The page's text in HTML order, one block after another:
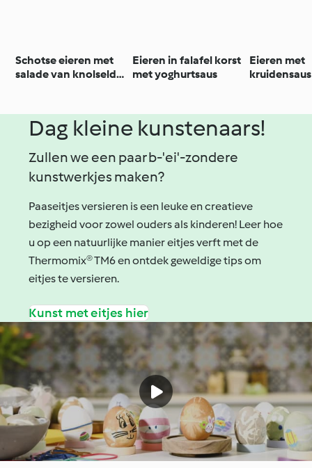
Schotse eieren met
salade van knolselder
Eieren in falafel korst
met yoghurtsaus
Eieren met
Dag kleine kunstenaars!
Zullen we een paar b-'ei'-zondere
kunstwerkjes maken?
Paaseitjes versieren is een leuke en creatieve
bezigheid voor zowel ouders als kinderen! Leer hoe
u op een natuurlijke manier eitjes verft met de
Thermomix® TM6 en ontdek geweldige tips om
eitjes te versieren.
Kunst met eitjes hier